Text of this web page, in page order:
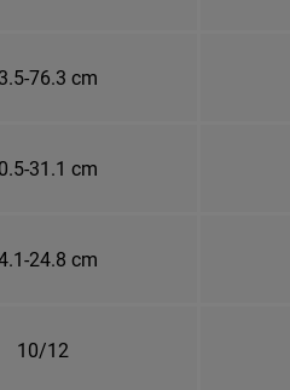
76.3 cm
31.1 cm
24.8 cm
10/12